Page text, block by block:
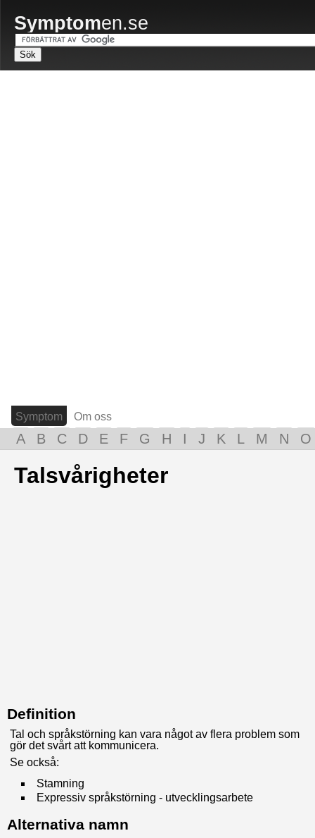
Symptomen.se
Symptom Om oss
A B C D E F G H I J K L M N O
Talsvårigheter
Definition
Tal och språkstörning kan vara något av flera problem som
gör det svårt att kommunicera.
Se också:
Stamning
Expressiv språkstörning - utvecklingsarbete
Alternativa namn